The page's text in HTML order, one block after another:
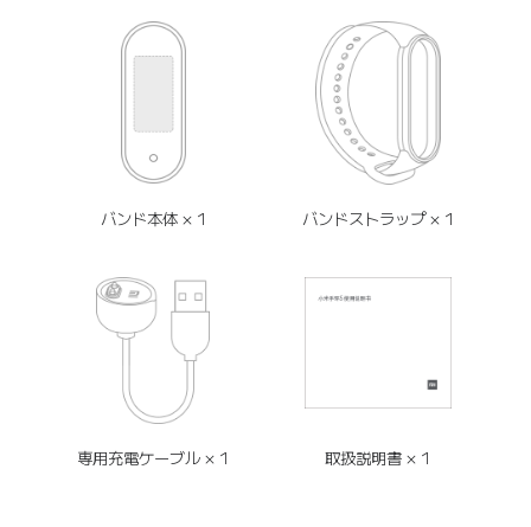
バンド本体 × 1 バンドストラップ × 1
専用充電ケーブル × 1 取扱説明書 × 1